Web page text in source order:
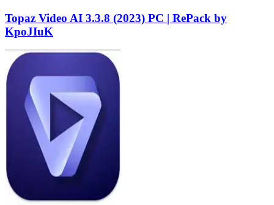
Topaz Video AI 3.3.8 (2023) PC | RePack by
KpoJIuK